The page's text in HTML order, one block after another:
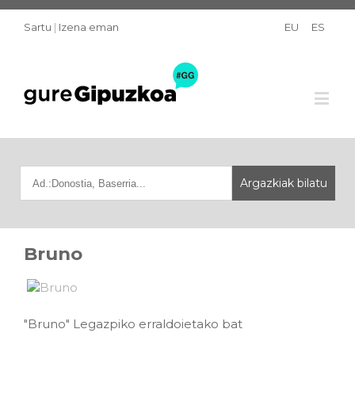
Sartu | Izena eman EU ES
Bruno
"Bruno" Legazpiko erraldoietako bat